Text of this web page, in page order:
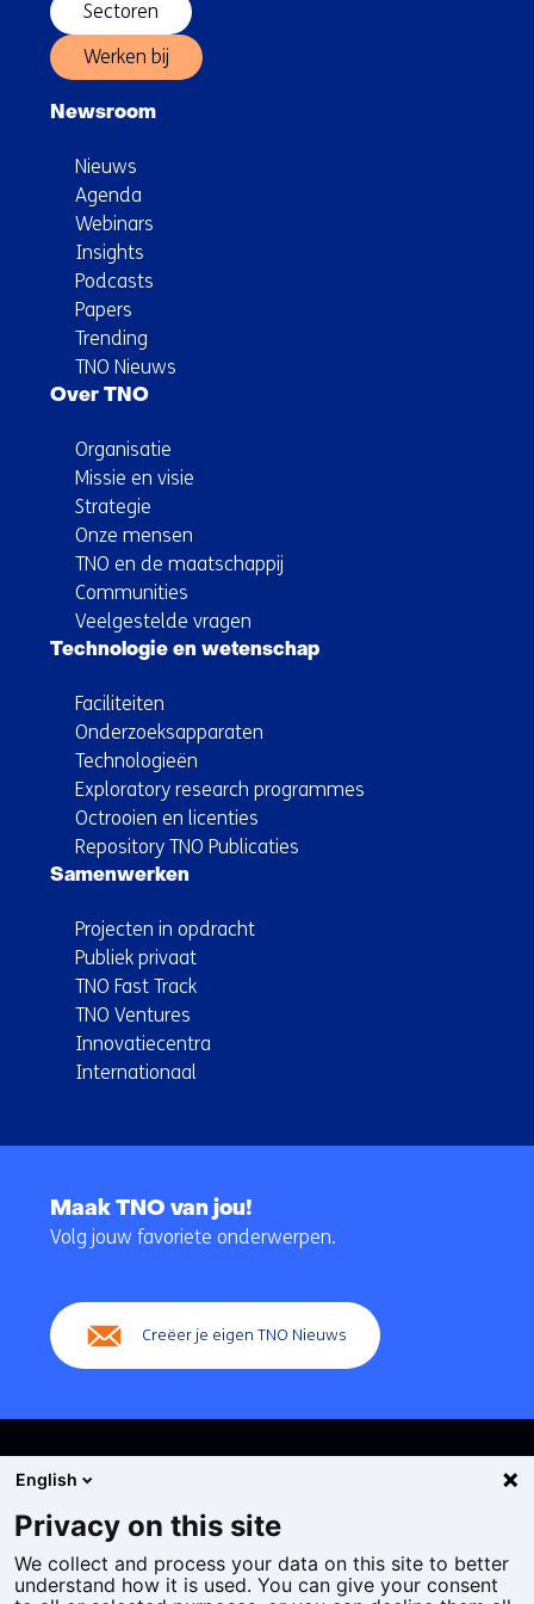
Sectoren
Werken bij
Newsroom
Nieuws
Agenda
Webinars
Insights
Podcasts
Papers
Trending
TNO Nieuws
Over TNO
Organisatie
Missie en visie
Strategie
Onze mensen
TNO en de maatschappij
Communities
Veelgestelde vragen
Technologie en wetenschap
Faciliteiten
Onderzoeksapparaten
Technologieën
Exploratory research programmes
Octrooien en licenties
Repository TNO Publicaties
Samenwerken
Projecten in opdracht
Publiek privaat
TNO Fast Track
TNO Ventures
Innovatiecentra
Internationaal
navigatie
Maak TNO van jou!
Volg jouw favoriete onderwerpen.
Creëer je eigen TNO Nieuws
Cookies
Privacy statement
English
Privacy on this site
We collect and process your data on this site to better
understand how it is used. You can give your consent